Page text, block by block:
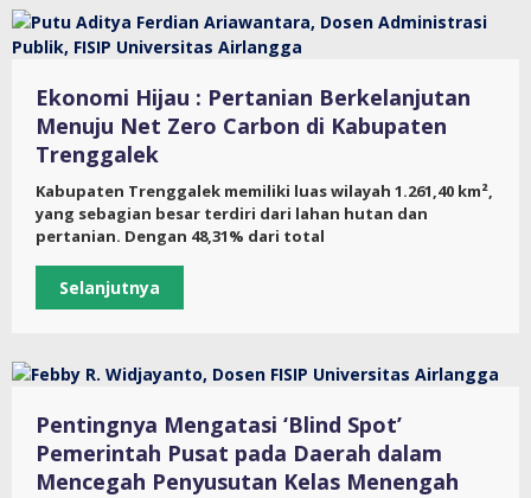
Ekonomi Hijau : Pertanian Berkelanjutan
Menuju Net Zero Carbon di Kabupaten
Trenggalek
Kabupaten Trenggalek memiliki luas wilayah 1.261,40 km²,
yang sebagian besar terdiri dari lahan hutan dan
pertanian. Dengan 48,31% dari total
Selanjutnya
Pentingnya Mengatasi ‘Blind Spot’
Pemerintah Pusat pada Daerah dalam
Mencegah Penyusutan Kelas Menengah